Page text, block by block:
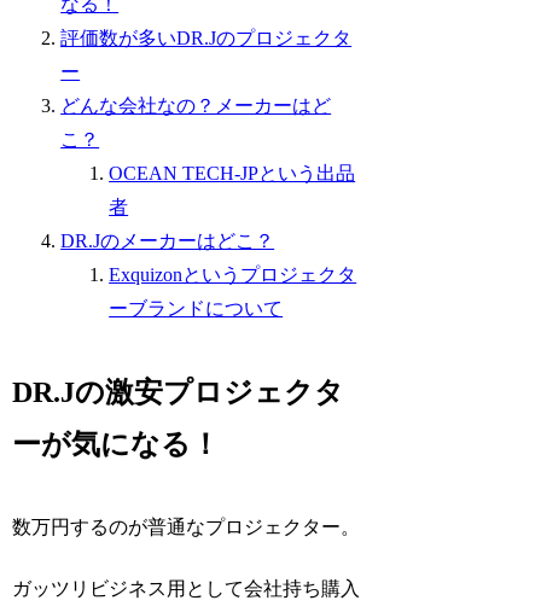
なる！
評価数が多いDR.Jのプロジェクタ
ー
どんな会社なの？メーカーはど
こ？
OCEAN TECH-JPという出品
者
DR.Jのメーカーはどこ？
Exquizonというプロジェクタ
ーブランドについて
DR.Jの激安プロジェクタ
ーが気になる！
数万円するのが普通なプロジェクター。
ガッツリビジネス用として会社持ち購入